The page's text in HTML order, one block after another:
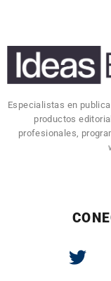
Especialistas en
productos
profesionales,